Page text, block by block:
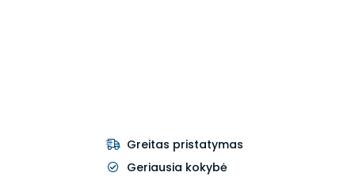
Greitas pristatymas
Geriausia kokybė